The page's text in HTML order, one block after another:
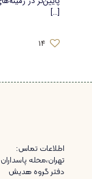
[…]
14
اطلاعات تماس:
تهران،محله
دفتر گروه هدیش